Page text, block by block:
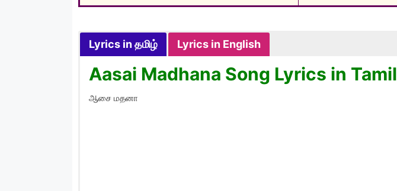
Lyrics in தமிழ் Lyrics in English
Aasai Madhana Song Lyrics in Tamil
ஆசை மதனா